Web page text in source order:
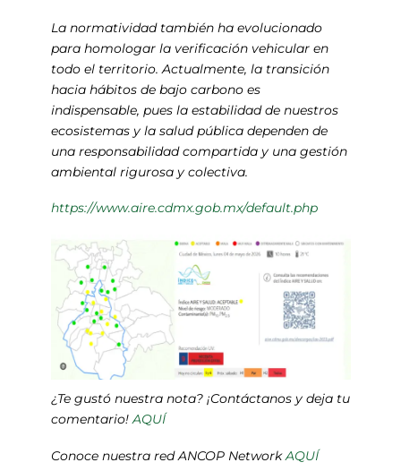
La normatividad también ha evolucionado
para homologar la verificación vehicular en
todo el territorio. Actualmente, la transición
hacia hábitos de bajo carbono es
indispensable, pues la estabilidad de nuestros
ecosistemas y la salud pública dependen de
una responsabilidad compartida y una gestión
ambiental rigurosa y colectiva.
https://www.aire.cdmx.gob.mx/default.php
¿Te gustó nuestra nota? ¡Contáctanos y deja tu
comentario!AQUÍ
Conoce nuestra red ANCOP NetworkAQUÍ